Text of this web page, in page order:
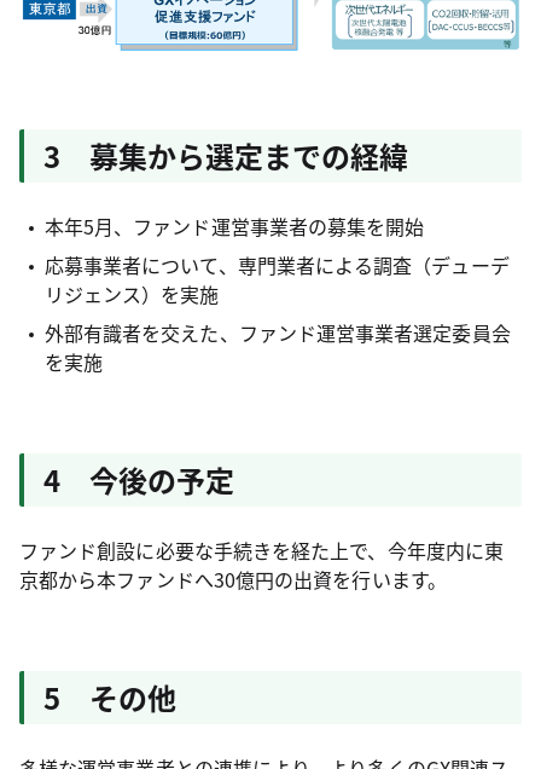
3 募集から選定までの経緯
本年5月、ファンド運営事業者の募集を開始
応募事業者について、専門業者による調査（デューデ
リジェンス）を実施
外部有識者を交えた、ファンド運営事業者選定委員会
を実施
4 今後の予定
ファンド創設に必要な手続きを経た上で、今年度内に東
京都から本ファンドへ30億円の出資を行います。
5 その他